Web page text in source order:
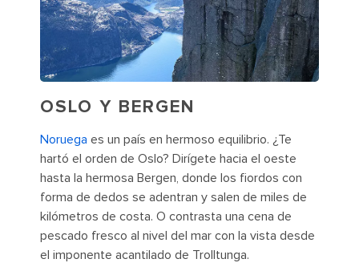
OSLO Y BERGEN
Noruega es un país en hermoso equilibrio. ¿Te
hartó el orden de Oslo? Dirígete hacia el oeste
hasta la hermosa Bergen, donde los fiordos con
forma de dedos se adentran y salen de miles de
kilómetros de costa. O contrasta una cena de
pescado fresco al nivel del mar con la vista desde
el imponente acantilado de Trolltunga.